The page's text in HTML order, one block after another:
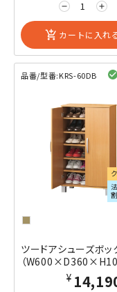
remove add
add_shopping_cart カートに入れ
品番/型番:KRS-60DB
ツードアシューズボッ
（